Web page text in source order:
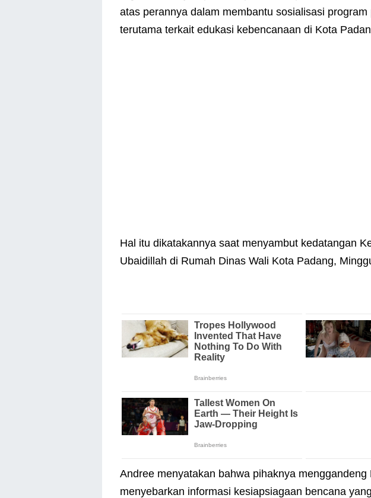
atas perannya dalam membantu sosialisasi
terutama terkait edukasi kebencanaan di Kota
Hal itu dikatakannya saat menyambut kedatangan
Ubaidillah di Rumah Dinas Wali Kota Padang,
Andree menyatakan bahwa pihaknya menggandeng
menyebarkan informasi kesiapsiagaan bencana